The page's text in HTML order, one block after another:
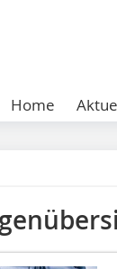
Home